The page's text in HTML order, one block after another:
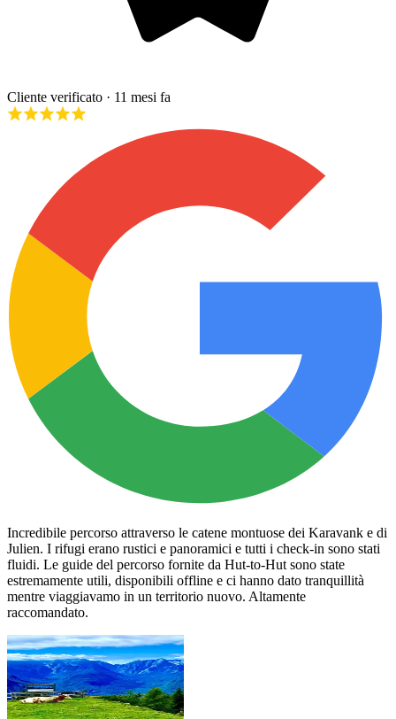
Cliente verificato · 11 mesi fa
Incredibile percorso attraverso le catene montuose dei Karavank e di
Julien. I rifugi erano rustici e panoramici e tutti i check-in sono stati
fluidi. Le guide del percorso fornite da Hut-to-Hut sono state
estremamente utili, disponibili offline e ci hanno dato tranquillità
mentre viaggiavamo in un territorio nuovo. Altamente
raccomandato.